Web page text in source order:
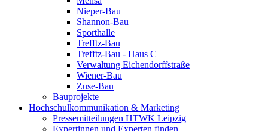
Nieper-Bau
Shannon-Bau
Sporthalle
Trefftz-Bau
Trefftz-Bau - Haus C
Verwaltung Eichendorffstraße
Wiener-Bau
Zuse-Bau
Bauprojekte
Hochschulkommunikation & Marketing
Pressemitteilungen HTWK Leipzig
Expertinnen und Experten finden